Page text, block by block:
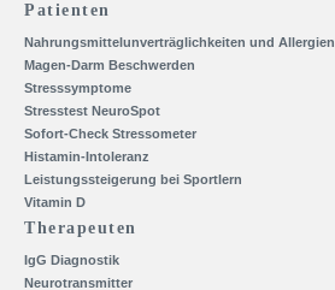
Patienten
Nahrungsmittelunverträglichkeiten und Allergien
Magen-Darm Beschwerden
Stresssymptome
Stresstest NeuroSpot
Sofort-Check Stressometer
Histamin-Intoleranz
Leistungssteigerung bei Sportlern
Vitamin D
Therapeuten
IgG Diagnostik
Neurotransmitter